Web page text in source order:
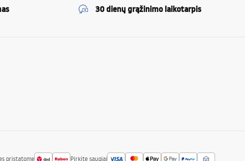
30 dienų grąžinimo laikotarpis
pristatome Pirkite saugiai